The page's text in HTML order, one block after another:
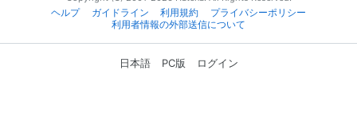
ヘルプ
ガイドライン 利用規約
プライバシーポリシー
利用者情報の外部送信について
日本語 PC版 ログイン